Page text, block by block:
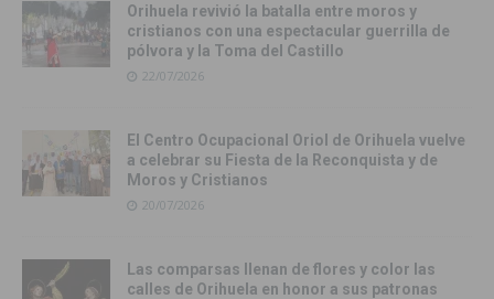
Orihuela revivió la batalla entre moros y
cristianos con una espectacular guerrilla de
pólvora y la Toma del Castillo
22/07/2026
El Centro Ocupacional Oriol de Orihuela vuelve
a celebrar su Fiesta de la Reconquista y de
Moros y Cristianos
20/07/2026
Las comparsas llenan de flores y color las
calles de Orihuela en honor a sus patronas